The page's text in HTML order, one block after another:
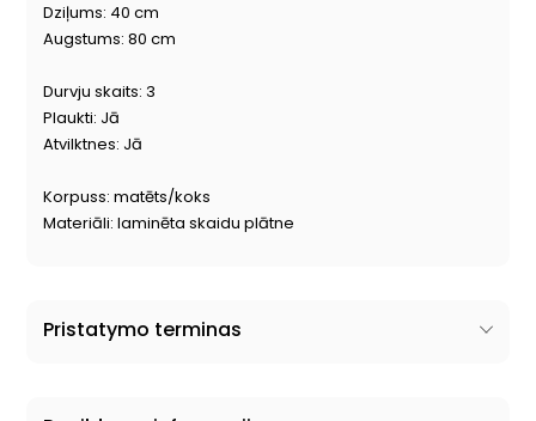
Dziļums: 40 cm
Augstums: 80 cm
Durvju skaits: 3
Plaukti: Jā
Atvilktnes: Jā
Korpuss: matēts/koks
Materiāli: laminēta skaidu plātne
Pristatymo terminas